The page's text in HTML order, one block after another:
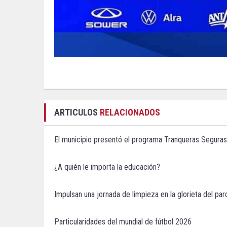
ARTICULOS RELACIONADOS
El municipio presentó el programa Tranqueras Seguras
¿A quién le importa la educación?
Impulsan una jornada de limpieza en la glorieta del
Particularidades del mundial de fútbol 2026